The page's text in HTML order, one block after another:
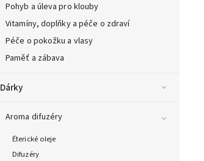
Pohyb a úleva pro klouby
Vitamíny, doplňky a péče o zdraví
Péče o pokožku a vlasy
Paměť a zábava
Dárky
Aroma difuzéry
Éterické oleje
Difuzéry